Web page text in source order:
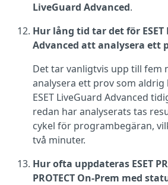
LiveGuard Advanced.
Hur lång tid tar det för ESET
Advanced att analysera ett
Det tar vanligtvis upp till fem
analysera ett prov som aldrig
ESET LiveGuard Advanced
redan har analyserats tas
cykel för programbegäran,
två minuter.
Hur ofta uppdateras ESET
PROTECT On-Prem med